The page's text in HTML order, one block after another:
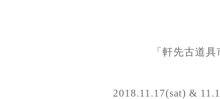
「軒先古道
2018.11.17(sat) &